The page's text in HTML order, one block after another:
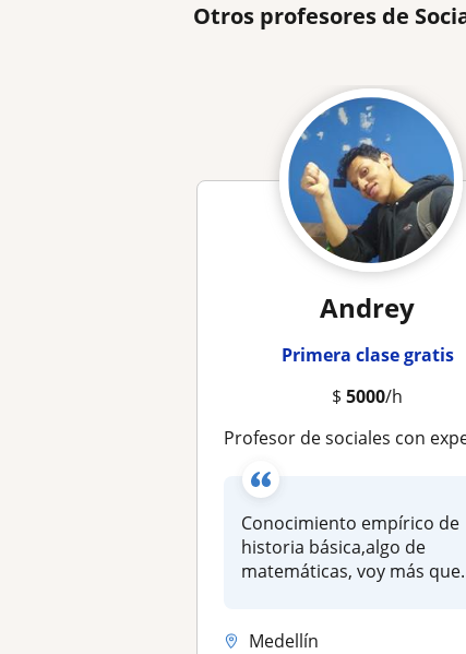
Otros profesores de
Andrey
Primera clase gratis
$5000/h
Profesor de sociales con experiencia en clase estudiantes de primaria y
Conocimiento empírico de
historia básica,algo de
matemáticas, voy más que
Medellín